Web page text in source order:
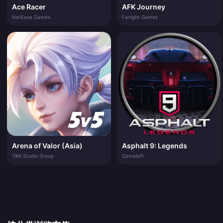
Ace Racer
NetEase Games
AFK Journey
Farlight Games
Arena of Valor (Asia)
TiMi Studio Group
Asphalt 9: Legends
Gameloft